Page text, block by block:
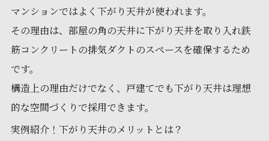
マンションではよく下がり天井が使われます。
その理由は、部屋の角の天井に下がり天井を取り入れ鉄
筋コンクリートの排気ダクトのスペースを確保するため
です。
構造上の理由だけでなく、戸建てでも下がり天井は理想
的な空間づくりで採用できます。
実例紹介！下がり天井のメリットとは？